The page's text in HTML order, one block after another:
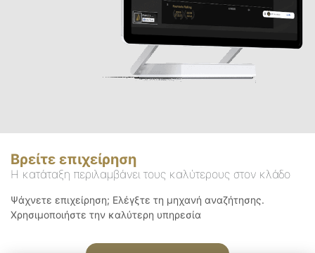
Βρείτε επιχείρηση
Η κατάταξη περιλαμβάνει τους καλύτερους στον κλάδο
Ψάχνετε επιχείρηση; Ελέγξτε τη μηχανή αναζήτησης.
Χρησιμοποιήστε την καλύτερη υπηρεσία